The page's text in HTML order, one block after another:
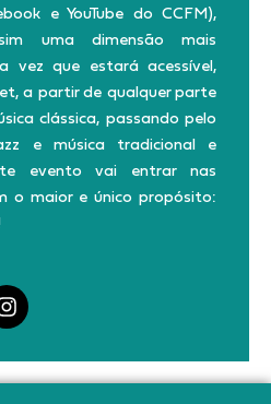
e YouTube do CCFM),
uma dimensão mais
vez que estará acessível,
a partir de qualquer parte
clássica, passando pelo
e música tradicional e
evento vai entrar nas
o maior e único propósito:
I
n
t
a